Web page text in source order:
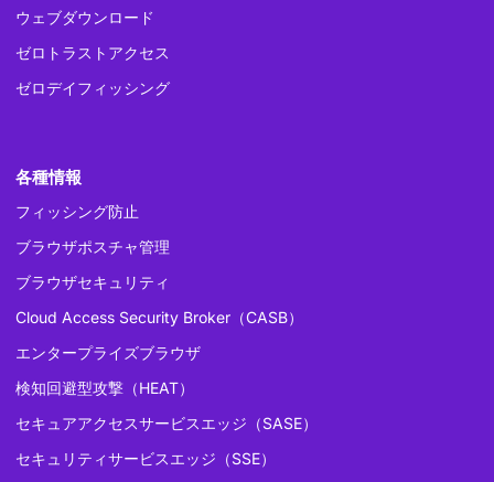
ウェブダウンロード
ゼロトラストアクセス
ゼロデイフィッシング
各種情報
フィッシング防止
ブラウザポスチャ管理
ブラウザセキュリティ
Cloud Access Security Broker（CASB）
エンタープライズブラウザ
検知回避型攻撃（HEAT）
セキュアアクセスサービスエッジ（SASE）
セキュリティサービスエッジ（SSE）